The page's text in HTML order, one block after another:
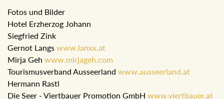
Fotos und Bilder
Hotel Erzherzog Johann
Siegfried Zink
Gernot Langs www.lanxx.at
Mirja Geh www.mirjageh.com
Tourismusverband Ausseerland www.ausseerland.at
Hermann Rastl
Die Seer - Viertbauer Promotion GmbH www.viertbauer.at